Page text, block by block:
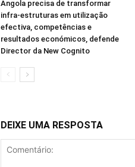
Angola precisa de transformar
infra-estruturas em utilização
efectiva, competências e
resultados económicos, defende
Director da New Cognito
DEIXE UMA RESPOSTA